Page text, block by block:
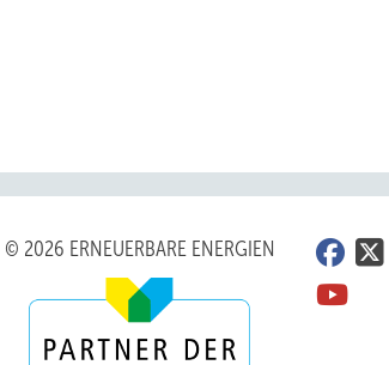
© 2026 ERNEUERBARE ENERGIEN